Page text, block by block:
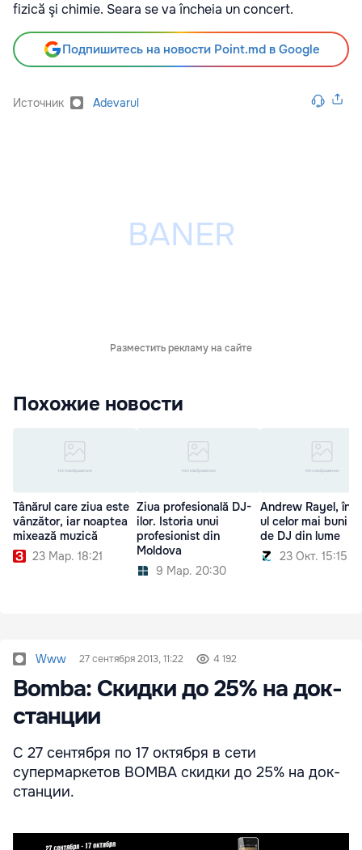
fizică şi chimie. Seara se va încheia un concert.
Подпишитесь на новости Point.md в Google
Источник Adevarul
Разместить рекламу на сайте
Похожие новости
Tânărul care ziua este
vânzător, iar noaptea
mixează muzică
23 Мар. 18:21
Ziua profesională DJ-
ilor. Istoria unui
profesionist din
Moldova
9 Мар. 20:30
Andrew Rayel, în
ul celor mai buni
de DJ din lume
23 Окт. 15:15
Www 27 сентября 2013, 11:22 4 192
Bomba: Скидки до 25% на док-
станции
С 27 сентября по 17 октября в сети
супермаркетов BOMBA скидки до 25% на док-
станции.